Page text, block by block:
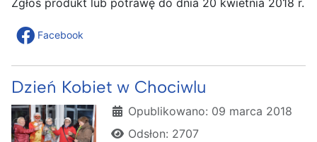
Zgłoś produkt lub potrawę do dnia 20 kwietnia 2018 r.
Facebook
Dzień Kobiet w Chociwlu
Szczegóły
Opublikowano: 09 marca 2018
Odsłon: 2707